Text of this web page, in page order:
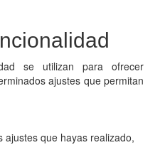
se utilizan para ofrecer
ajustes que permitan
ajustes que hayas realizado,